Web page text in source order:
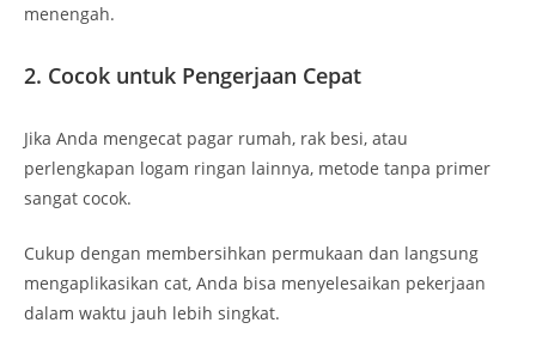
menengah.
2. Cocok untuk Pengerjaan Cepat
Jika Anda mengecat pagar rumah, rak besi, atau
perlengkapan logam ringan lainnya, metode tanpa primer
sangat cocok.
Cukup dengan membersihkan permukaan dan langsung
mengaplikasikan cat, Anda bisa menyelesaikan pekerjaan
dalam waktu jauh lebih singkat.